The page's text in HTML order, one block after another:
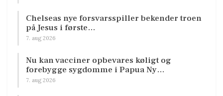
Chelseas nye forsvarsspiller bekender troen
på Jesus i første…
7. aug 2026
Nu kan vacciner opbevares køligt og
forebygge sygdomme i Papua Ny…
7. aug 2026